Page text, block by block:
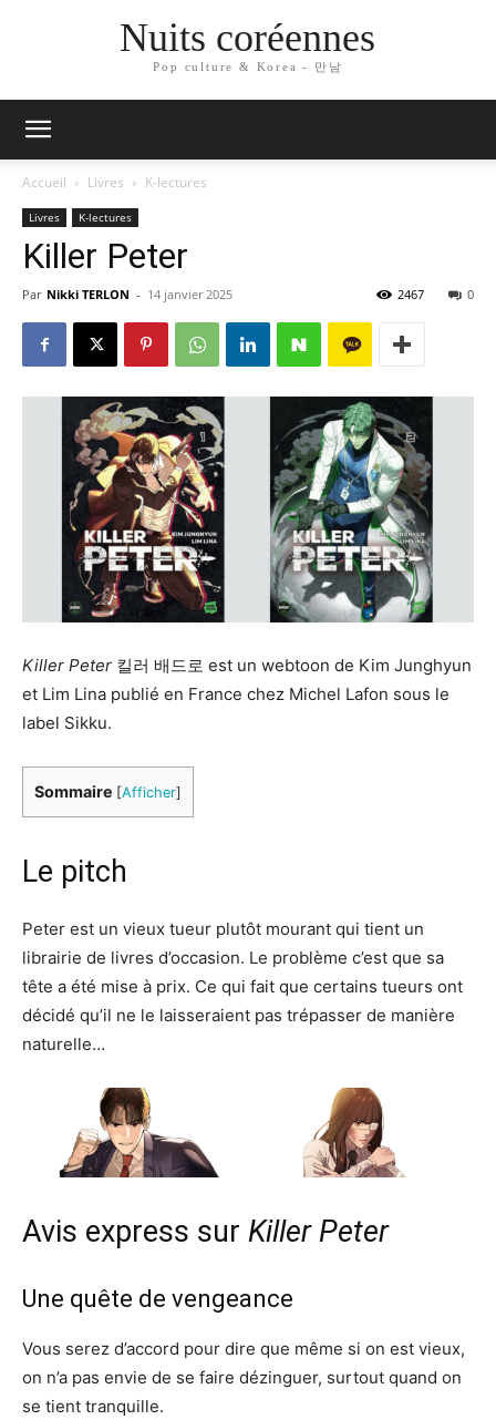
Nuits coréennes
Pop culture & Korea - 만남
Accueil Livres K-lectures
Livres K-lectures
Killer Peter
Par Nikki TERLON - 14 janvier 2025 0
2467
Killer Peter 킬러 배드로 est un webtoon de Kim Junghyun
et Lim Lina publié en France chez Michel Lafon sous le
label Sikku.
Sommaire [Afficher]
Le pitch
Peter est un vieux tueur plutôt mourant qui tient un
librairie de livres d’occasion. Le problème c’est que sa
tête a été mise à prix. Ce qui fait que certains tueurs ont
décidé qu’il ne le laisseraient pas trépasser de manière
naturelle…
Avis express sur Killer Peter
Une quête de vengeance
Vous serez d’accord pour dire que même si on est vieux,
on n’a pas envie de se faire dézinguer, surtout quand on
se tient tranquille.